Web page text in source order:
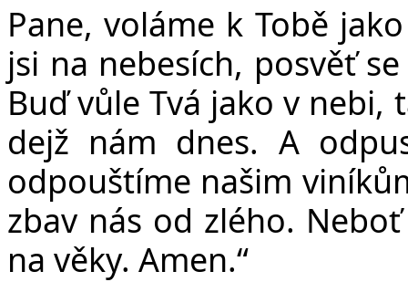
Pane, voláme k Tobě
jsi na nebesích, posvěť
Buď vůle Tvá jako v nebi,
dejž nám dnes. A
odpouštíme našim
zbav nás od zlého. Neboť
na věky. Amen.“